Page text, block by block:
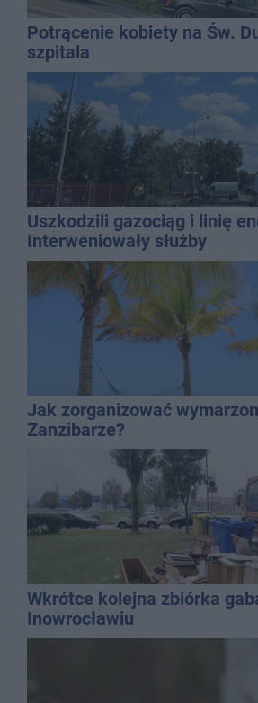
Potrącenie kobiety na Św.
szpitala
Uszkodzili gazociąg i linię
Interweniowały służby
Jak zorganizować
Zanzibarze?
Wkrótce kolejna zbiórka
Inowrocławiu